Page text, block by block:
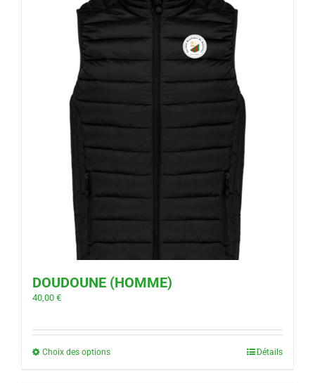
DOUDOUNE (HOMME)
40,00 €
Choix des options Détails